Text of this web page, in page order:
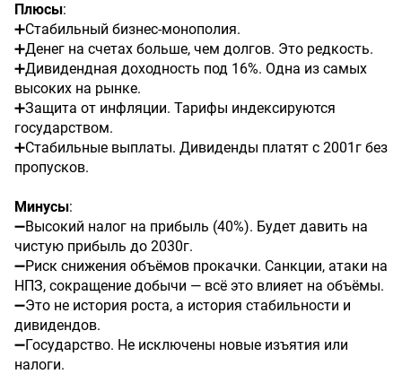
Плюсы:
➕Стабильный бизнес-монополия.
➕Денег на счетах больше, чем долгов. Это редкость.
➕Дивидендная доходность под 16%. Одна из самых
высоких на рынке.
➕Защита от инфляции. Тарифы индексируются
государством.
➕Стабильные выплаты. Дивиденды платят с 2001г без
пропусков.
Минусы:
➖Высокий налог на прибыль (40%). Будет давить на
чистую прибыль до 2030г.
➖Риск снижения объёмов прокачки. Санкции, атаки на
НПЗ, сокращение добычи — всё это влияет на объёмы.
➖Это не история роста, а история стабильности и
дивидендов.
➖Государство. Не исключены новые изъятия или
налоги.